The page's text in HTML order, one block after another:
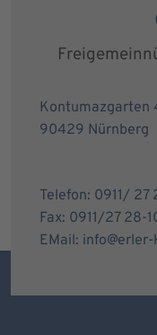
Kontumazgarten
90429 Nürnberg
Telefon: 0911/ 27
Fax: 0911/27 28-
EMail: